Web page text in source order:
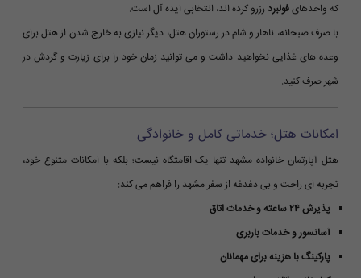
که واحدهایفولبرد رزرو کرده اند، انتخابی ایده آل است.
با صرف صبحانه، ناهار و شام در رستوران هتل، دیگر نیازی به خارج شدن از هتل برای
وعده های غذایی نخواهید داشت و می توانید زمان خود را برای زیارت و گردش در
شهر صرف کنید.
امکانات هتل؛ خدماتی کامل و خانوادگی
هتل آپارتمان خانواده مشهد تنها یک اقامتگاه نیست؛ بلکه با امکانات متنوع خود،
تجربه ای راحت و بی دغدغه از سفر مشهد را فراهم می کند:
پذیرش ۲۴ ساعته و خدمات اتاق
آسانسور و خدمات باربری
پارکینگ با هزینه برای مهمانان